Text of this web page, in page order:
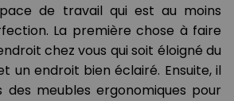
de travail qui est au moins
La première chose à faire
chez vous qui soit éloigné du
un endroit bien éclairé. Ensuite, il
des meubles ergonomiques pour